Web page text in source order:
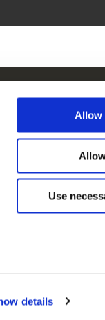
details
Allow
Use